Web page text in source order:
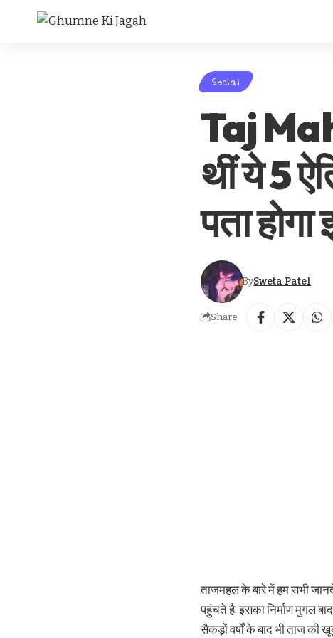
Social
Taj
थीं ये 5
पता
BySweta Patel
Share
ताजमहल के बारे में हम सभी
पहुंचते है, इसका निर्माण मुगल
सैकड़ों वर्षों के बाद भी ताज की